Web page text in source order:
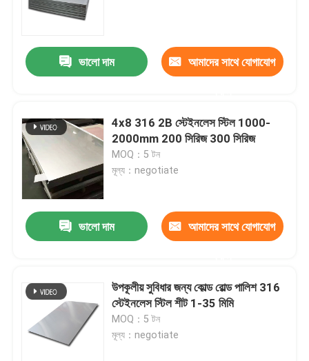
ভালো দাম আমাদের সাথে যোগাযোগ
4x8 316 2B স্টেইনলেস স্টিল 1000-
2000mm 200 সিরিজ 300 সিরিজ
MOQ：5 টন
মূল্য：negotiate
ভালো দাম আমাদের সাথে যোগাযোগ
উপকূলীয় সুবিধার জন্য কোল্ড রোল্ড পালিশ 316
স্টেইনলেস স্টিল শীট 1-35 মিমি
MOQ：5 টন
মূল্য：negotiate